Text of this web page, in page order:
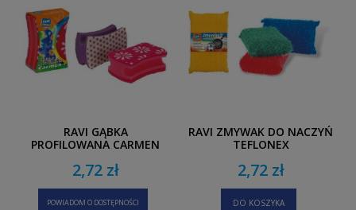
RAVI GĄBKA
PROFILOWANA CARMEN
2,72 zł
POWIADOM O DOSTĘPNOŚCI
RAVI ZMYWAK DO NACZYŃ
TEFLONEX
2,72 zł
DO KOSZYKA